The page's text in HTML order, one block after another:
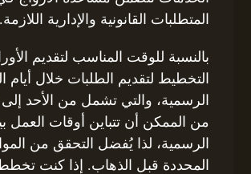
المتطلبات القانونية والإدارية اللازمة.
بالنسبة للوقت المناسب لتقديم
التخطيط لتقديم الطلبات خلال أيام
الرسمية، والتي تشمل من الأحد
من الممكن أن تتباين أوقات العمل
الرسمية، لذا يُفضل التحقق من
المحددة قبل الذهاب. إذا كنت